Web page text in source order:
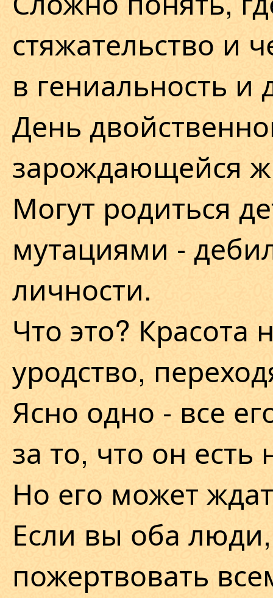
стяжательство и
в гениальность и
День
зарождающейся
Могут родиться
мутациями -
личности.
Что это? Красота
уродство,
Ясно одно - все
за то, что он
Но его может
Если вы оба
пожертвовать